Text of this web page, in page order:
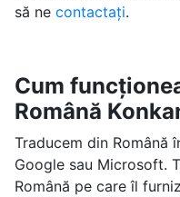
să ne contactați.
Cum
Română
Traducem din Română
Google sau Microsoft.
Română pe care îl